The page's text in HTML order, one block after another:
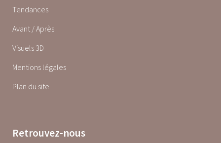
Tendances
Avant / Après
Visuels 3D
Mentions légales
Plan du site
Retrouvez-nous